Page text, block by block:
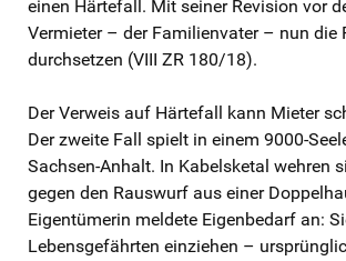
einen Härtefall. Mit seiner Revision vor
Vermieter – der Familienvater – nun die
durchsetzen (VIII ZR 180/18).
Der Verweis auf Härtefall kann Mieter
Der zweite Fall spielt in einem 9000-
Sachsen-Anhalt. In Kabelsketal wehren
gegen den Rauswurf aus einer
Eigentümerin meldete Eigenbedarf an:
Lebensgefährten einziehen –